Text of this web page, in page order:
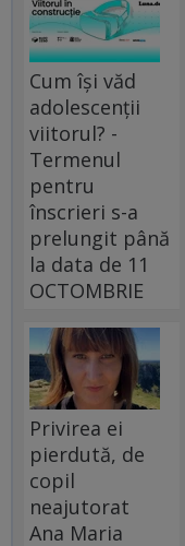
Cum își văd
adolescenții
viitorul? -
Termenul
pentru
înscrieri s-a
prelungit până
la data de 11
OCTOMBRIE
Privirea ei
pierdută, de
copil
neajutorat
Ana Maria